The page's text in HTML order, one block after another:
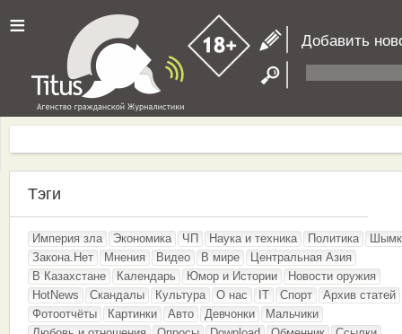
≡ Добавить
Тэги
Империя зла Экономика ЧП Наука и техника Политика
Закона.Нет
Мнения Видео В мире
Центральная Азия
В Казахстане
Календарь Юмор и Истории
Новости оружия
HotNews
Скандалы Культура О нас IT Спорт
Архив статей
Фотоотчёты
Картинки Авто Девчонки
Мальчики